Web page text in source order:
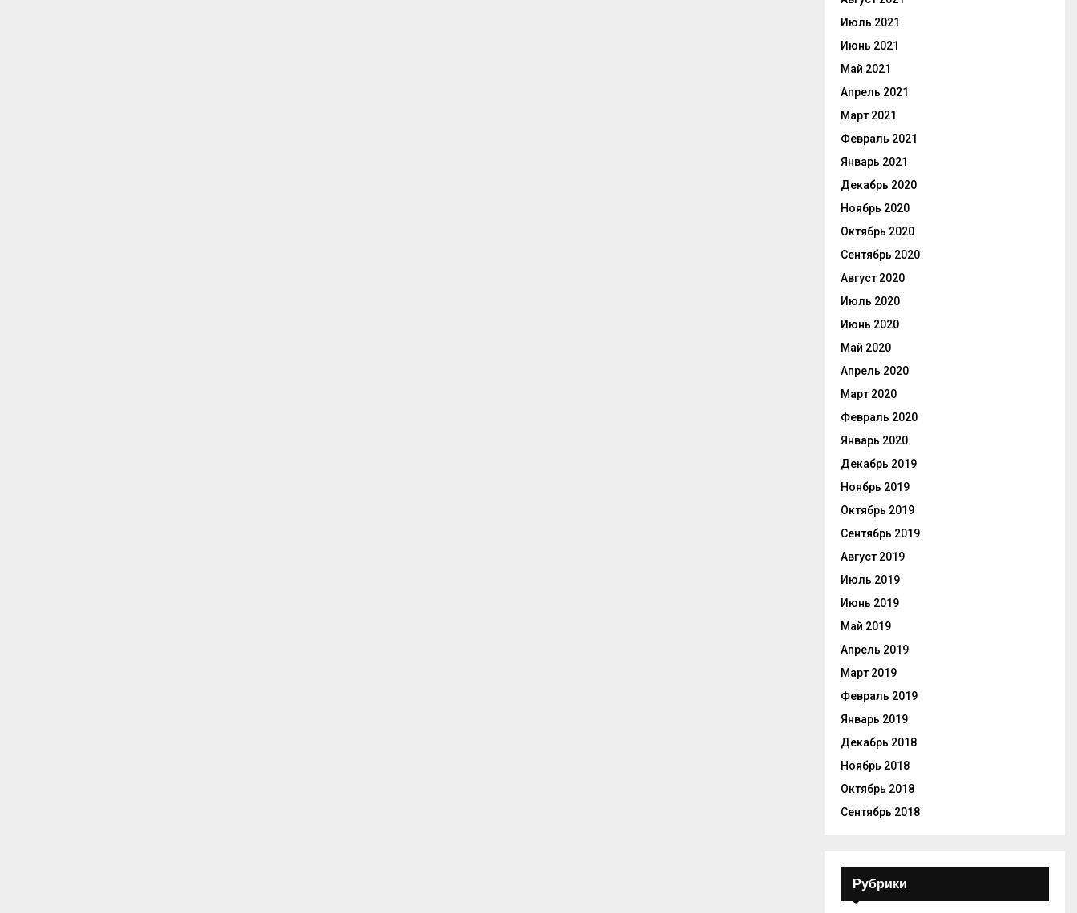
Июль 2021
Июнь 2021
Май 2021
Апрель 2021
Март 2021
Февраль 2021
Январь 2021
Декабрь 2020
Ноябрь 2020
Октябрь 2020
Сентябрь 2020
Август 2020
Июль 2020
Июнь 2020
Май 2020
Апрель 2020
Март 2020
Февраль 2020
Январь 2020
Декабрь 2019
Ноябрь 2019
Октябрь 2019
Сентябрь 2019
Август 2019
Июль 2019
Июнь 2019
Май 2019
Апрель 2019
Март 2019
Февраль 2019
Январь 2019
Декабрь 2018
Ноябрь 2018
Октябрь 2018
Сентябрь 2018
Рубрики